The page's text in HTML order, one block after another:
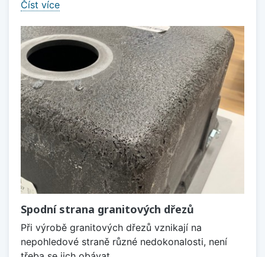
Číst více
Spodní strana granitových dřezů
Při výrobě granitových dřezů vznikají na
nepohledové straně různé nedokonalosti, není